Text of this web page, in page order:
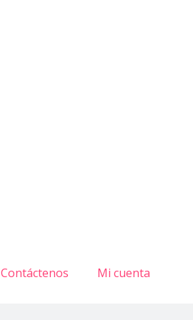
Contáctenos Mi cuenta